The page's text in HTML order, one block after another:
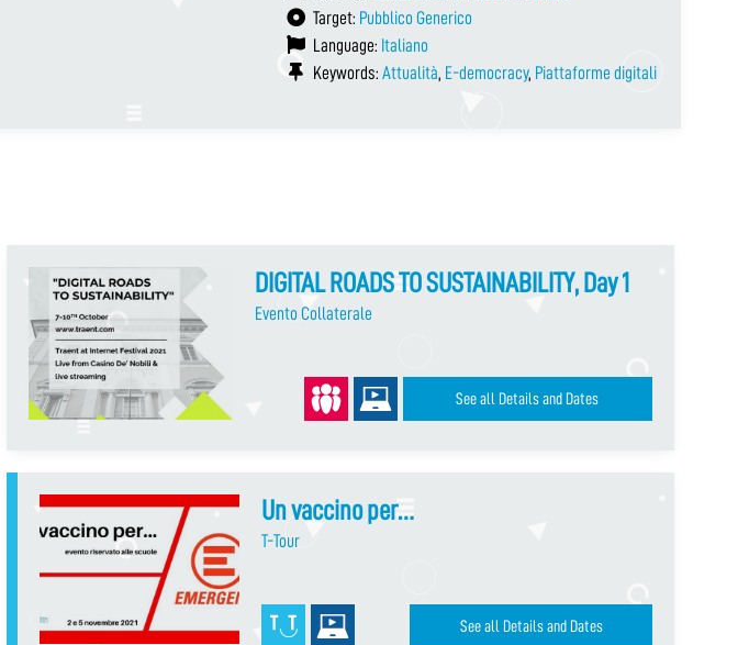
Target: Pubblico Generico
Language: Italiano
Keywords: Attualità, E-democracy, Piattaforme digitali
DIGITAL ROADS TO SUSTAINABILITY, Day 1
Evento Collaterale
See all Details and Dates
Un vaccino per…
T-Tour
See all Details and Dates